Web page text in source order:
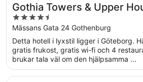
Gothia Towers & Upper
4.5
out
of
5
Mässans Gata 24 Gothenburg
Detta hotell i lyxstil ligger i Göteborg.
gratis frukost, gratis wi-fi och 4
brukar tala väl om den hjälpsamma ...
Öppnas i ett nytt fönster